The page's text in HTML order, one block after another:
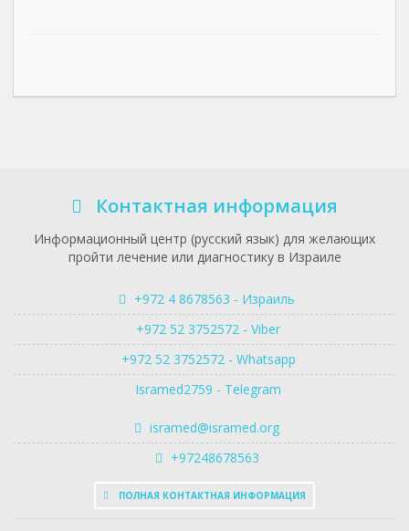
Контактная информация
Информационный центр (русский язык) для желающих
пройти лечение или диагностику в Израиле
+972 4 8678563 - Израиль
+972 52 3752572 - Viber
+972 52 3752572 - Whatsapp
Isramed2759 - Telegram
isramed@isramed.org
+97248678563
ПОЛНАЯ КОНТАКТНАЯ ИНФОРМАЦИЯ